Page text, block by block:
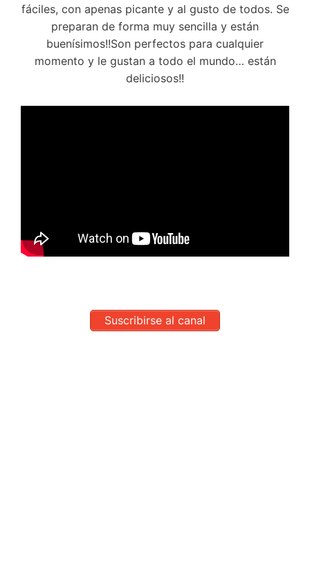
fáciles, con apenas picante y al gusto de todos. Se
preparan de forma muy sencilla y están
buenísimos!!Son perfectos para cualquier
momento y le gustan a todo el mundo… están
deliciosos!!
Suscribirse al canal